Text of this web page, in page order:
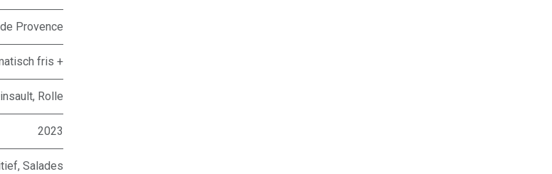
Provence
fris +
, Rolle
2023
, Salades